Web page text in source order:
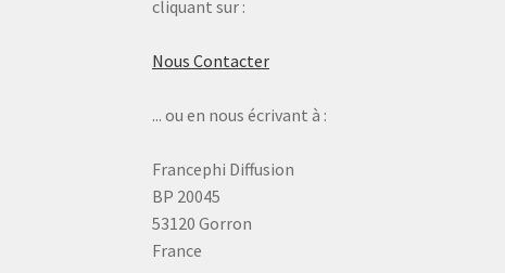
cliquant sur :
Nous Contacter
... ou en nous écrivant à :
Francephi Diffusion
BP 20045
53120 Gorron
France